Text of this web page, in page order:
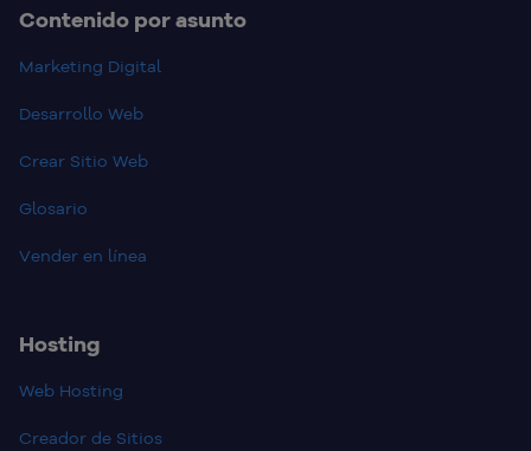
Contenido por asunto
Marketing Digital
Desarrollo Web
Crear Sitio Web
Glosario
Vender en línea
Hosting
Web Hosting
Creador de Sitios